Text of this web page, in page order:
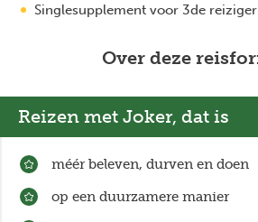
Singlesupplement voor 3de
Over deze
Reizen met Joker, dat is
méér beleven, durven en doen
op een duurzamere manier